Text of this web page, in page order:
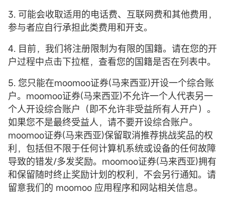
3. 可能会收取适用的电话费、互联网费和其他费用，
参与者应自行承担此类费用和开支。
4. 目前，我们将注册限制为有限的国籍。请在您的开
户过程中点击下拉框，查看您的国籍是否在列表中。
5. 您只能在moomoo证券(马来西亚)开设一个综合账
户。moomoo证券(马来西亚)不允许一个人代表另一
个人开设综合账户（即不允许非受益所有人开户）。
如果您不是最终受益人，请不要开设综合账户。
moomoo证券(马来西亚)保留取消推荐挑战奖品的权
利，包括但不限于任何计算机系统或设备的任何故障
导致的错发/多发奖励。moomoo证券(马来西亚)拥有
和保留随时终止奖励计划的权利，不会另行通知。请
留意我们的 moomoo 应用程序和网站相关信息。